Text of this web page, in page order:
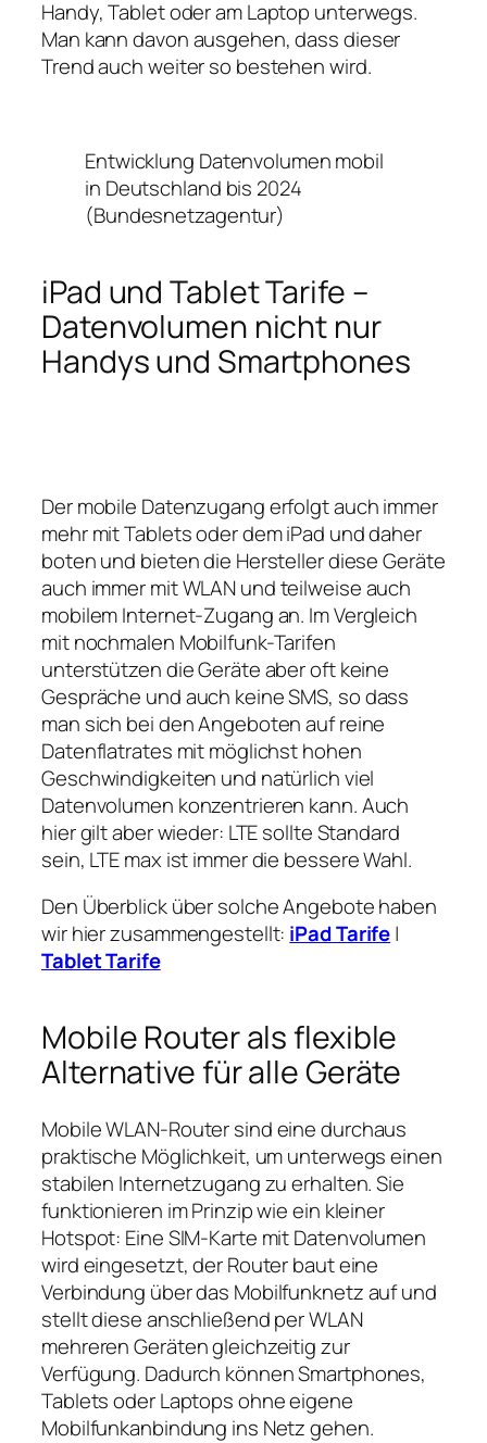
Handy, Tablet oder am Laptop unterwegs.
Man kann davon ausgehen, dass dieser
Trend auch weiter so bestehen wird.
Entwicklung Datenvolumen mobil
in Deutschland bis 2024
(Bundesnetzagentur)
iPad und Tablet Tarife –
Datenvolumen nicht nur
Handys und Smartphones
Der mobile Datenzugang erfolgt auch immer
mehr mit Tablets oder dem iPad und daher
boten und bieten die Hersteller diese Geräte
auch immer mit WLAN und teilweise auch
mobilem Internet-Zugang an. Im Vergleich
mit nochmalen Mobilfunk-Tarifen
unterstützen die Geräte aber oft keine
Gespräche und auch keine SMS, so dass
man sich bei den Angeboten auf reine
Datenflatrates mit möglichst hohen
Geschwindigkeiten und natürlich viel
Datenvolumen konzentrieren kann. Auch
hier gilt aber wieder: LTE sollte Standard
sein, LTE max ist immer die bessere Wahl.
Den Überblick über solche Angebote haben
wir hier zusammengestellt: iPad Tarife|
Tablet Tarife
Mobile Router als flexible
Alternative für alle Geräte
Mobile WLAN‑Router sind eine durchaus
praktische Möglichkeit, um unterwegs einen
stabilen Internetzugang zu erhalten. Sie
funktionieren im Prinzip wie ein kleiner
Hotspot: Eine SIM‑Karte mit Datenvolumen
wird eingesetzt, der Router baut eine
Verbindung über das Mobilfunknetz auf und
stellt diese anschließend per WLAN
mehreren Geräten gleichzeitig zur
Verfügung. Dadurch können Smartphones,
Tablets oder Laptops ohne eigene
Mobilfunkanbindung ins Netz gehen.